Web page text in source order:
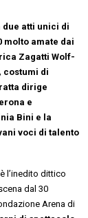
atti unici di
molto amate dai
Zagatti Wolf-
costumi di
dirige
e
Bini e la
voci di talento
l’inedito dittico
scena dal 30
Arena di